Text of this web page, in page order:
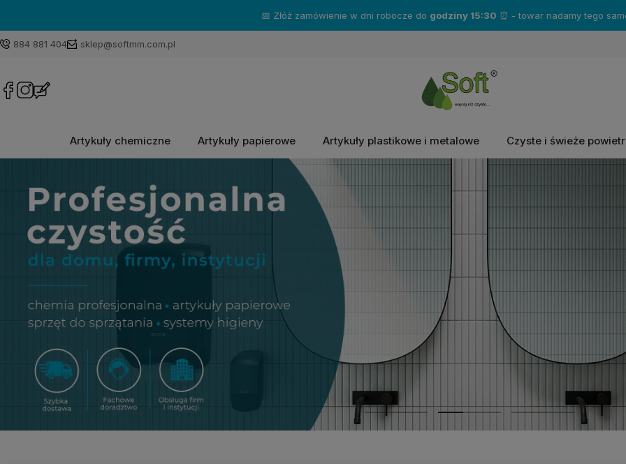
📅 Złóż zamówienie w dni robocze do godziny 15:30 ⏰ - towar nadamy tego
884 881 404 sklep@softmm.com.pl
Artykuły chemiczne Artykuły papierowe Artykuły plastikowe i metalowe Czyste i świeże